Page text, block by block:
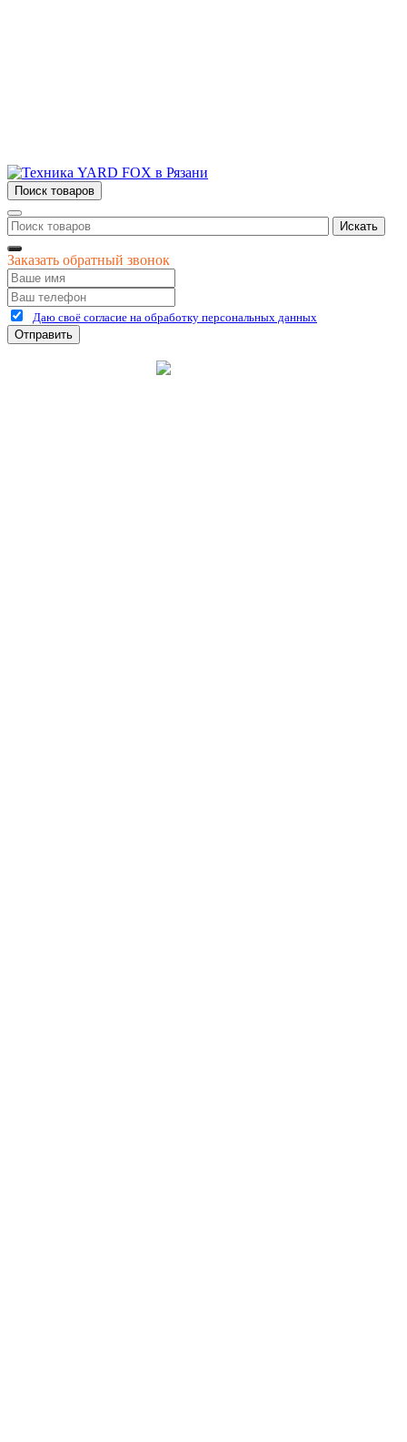
Поиск товаров
Искать
Заказать обратный звонок
Даю своё согласие на обработку персональных данных
Отправить